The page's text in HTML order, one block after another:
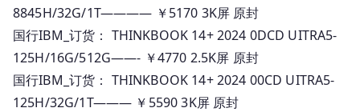
8845H/32G/1T———— ￥5170 3K屏 原封
国行IBM_订货： THINKBOOK 14+ 2024 0DCD UITRA5-
125H/16G/512G——- ￥4770 2.5K屏 原封
国行IBM_订货： THINKBOOK 14+ 2024 00CD UITRA5-
125H/32G/1T——— ￥5590 3K屏 原封